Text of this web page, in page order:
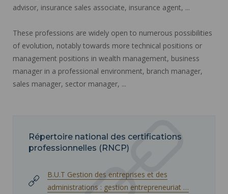
advisor, insurance sales associate, insurance agent, ...
These professions are widely open to numerous possibilities
of evolution, notably towards more technical positions or
management positions in wealth management, business
manager in a professional environment, branch manager,
sales manager, sector manager, ...
Répertoire national des certifications
professionnelles (RNCP)
B.U.T Gestion des entreprises et des
administrations : gestion entrepreneuriat …